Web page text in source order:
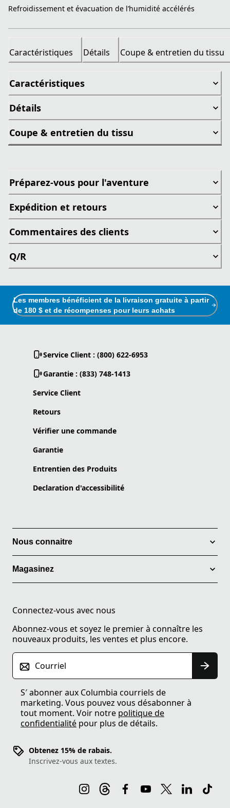
Refroidissement et évacuation de l’humidité accélérés
Caractéristiques Détails Coupe & entretien du tissu
Caractéristiques
Détails
Coupe & entretien du tissu
Préparez-vous pour l'aventure
Expédition et retours
Commentaires des clients
Q/R
Les membres bénéficient de la livraison gratuite à partir
de 180 $ et de récompenses pour leurs achats
Service Client : (800) 622-6953
Garantie : (833) 748-1413
Service Client
Retours
Vérifier une commande
Garantie
Entrentien des Produits
Declaration d'accessibilité
Nous connaitre
Magasinez
Connectez-vous avec nous
Abonnez-vous et soyez le premier à connaître les
nouveaux produits, les ventes et plus encore.
Courriel
S′ abonner aux Columbia courriels de
marketing. Vous pouvez vous désabonner à
tout moment. Voir notre politique de
confidentialité pour plus de détails.
Obtenez 15% de rabais.
Inscrivez-vous aux textes.